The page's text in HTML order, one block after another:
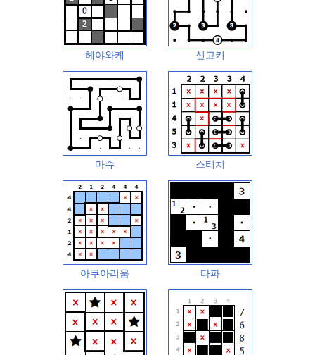
헤야와케 신고키
마슈 스티치
아쿠아리움 타파